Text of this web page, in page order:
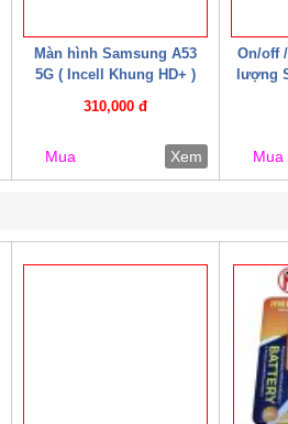
Màn hình Samsung A53
5G ( Incell Khung HD+ )
310,000 đ
Mua Xem
On/off
lượng
Mua